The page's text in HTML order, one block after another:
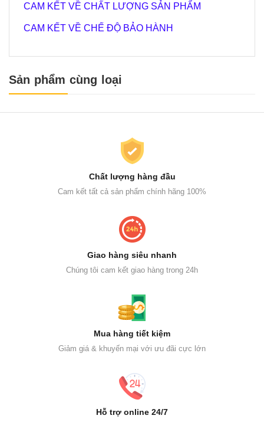
CAM KẾT VỀ CHẤT LƯỢNG SẢN PHẨM
CAM KẾT VỀ CHẾ ĐỘ BẢO HÀNH
Sản phẩm cùng loại
Chất lượng hàng đầu
Cam kết tất cả sản phẩm chính hãng 100%
Giao hàng siêu nhanh
Chúng tôi cam kết giao hàng trong 24h
Mua hàng tiết kiệm
Giảm giá & khuyến mại với ưu đãi cực lớn
Hỗ trợ online 24/7